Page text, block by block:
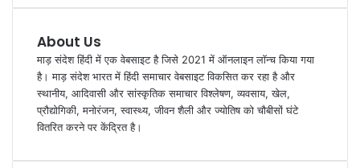
About Us
माड़ संदेश हिंदी में एक वेबसाइट है जिसे 2021 में ऑनलाइन लॉन्च किया गया
है। माड़ संदेश भारत में हिंदी समाचार वेबसाइट विकसित कर रहा है और
स्थानीय, आदिवासी और सांस्कृतिक समाचार विश्लेषण, व्यवसाय, खेल,
प्रौद्योगिकी, मनोरंजन, स्वास्थ्य, जीवन शैली और ज्योतिष को चौबीसों घंटे
वितरित करने पर केंद्रित है।